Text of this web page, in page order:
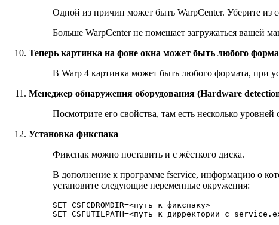
Одной из причин может быть WarpCenter. Уберите из
Больше WarpCenter не помешает загружаться вашей
Теперь картинка на фоне окна может быть любого
В Warp 4 картинка может быть любого формата, при
Менеджер обнаружения оборудования (Hardware
Посмотрите его свойства, там есть несколько
Установка фикспака
Фикспак можно поставить и с жёсткого диска.
В дополнение к программе fservice, информацию о
установите следующие переменные окружения:
SET CSFCDROMDIR=<путь к фикспаку>
SET CSFUTILPATH=<путь к дирректории c